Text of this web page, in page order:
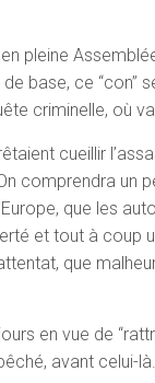
pleine
base, ce “con”
criminelle, où
cueillir
comprendra un
que les
et tout à coup
que
en vue de
avant celui-là.